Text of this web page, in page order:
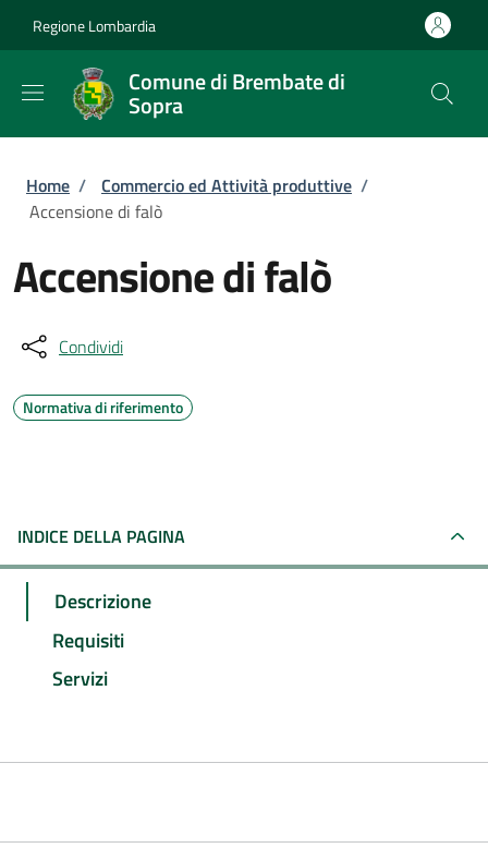
Regione Lombardia
Comune di Brembate di
Sopra
Briciole di pane
Home / Commercio ed Attività produttive /
Accensione di falò
Accensione di falò
Condividi
Normativa di riferimento
INDICE DELLA PAGINA
Descrizione
Requisiti
Servizi